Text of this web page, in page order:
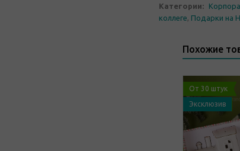
Категории:
коллеге, Подарки на
Похожие
От 30 штук
Эксклюзив